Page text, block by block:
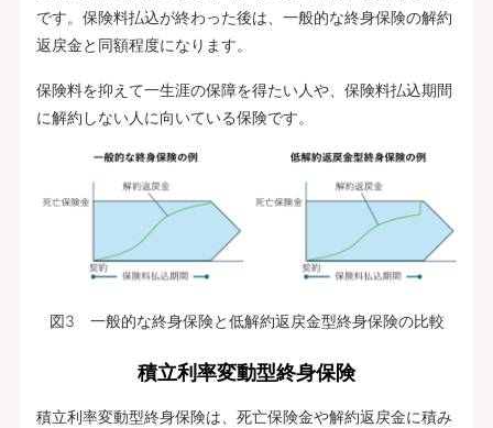
です。保険料払込が終わった後は、一般的な終身保険の解約
返戻金と同額程度になります。
保険料を抑えて一生涯の保障を得たい人や、保険料払込期間
に解約しない人に向いている保険です。
図3 一般的な終身保険と低解約返戻金型終身保険の比較
積立利率変動型終身保険
積立利率変動型終身保険は、死亡保険金や解約返戻金に積み